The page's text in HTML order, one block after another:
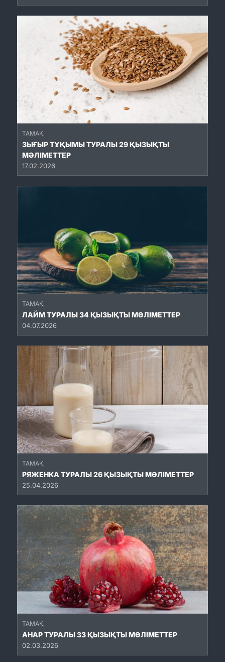
ТАМАҚ
ЗЫҒЫР ТҰҚЫМЫ ТУРАЛЫ 29 ҚЫЗЫҚТЫ
МӘЛІМЕТТЕР
17.02.2026
ТАМАҚ
ЛАЙМ ТУРАЛЫ 34 ҚЫЗЫҚТЫ МӘЛІМЕТТЕР
04.07.2026
ТАМАҚ
РЯЖЕНКА ТУРАЛЫ 26 ҚЫЗЫҚТЫ МӘЛІМЕТТЕР
25.04.2026
ТАМАҚ
АНАР ТУРАЛЫ 33 ҚЫЗЫҚТЫ МӘЛІМЕТТЕР
02.03.2026